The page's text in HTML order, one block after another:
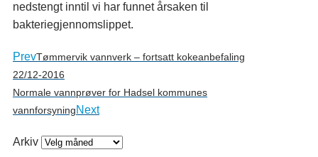
nedstengt inntil vi har funnet årsaken til
bakteriegjennomslippet.
PrevTømmervik vannverk – fortsatt kokeanbefaling
22/12-2016
Normale vannprøver for Hadsel kommunes
vannforsyningNext
Arkiv